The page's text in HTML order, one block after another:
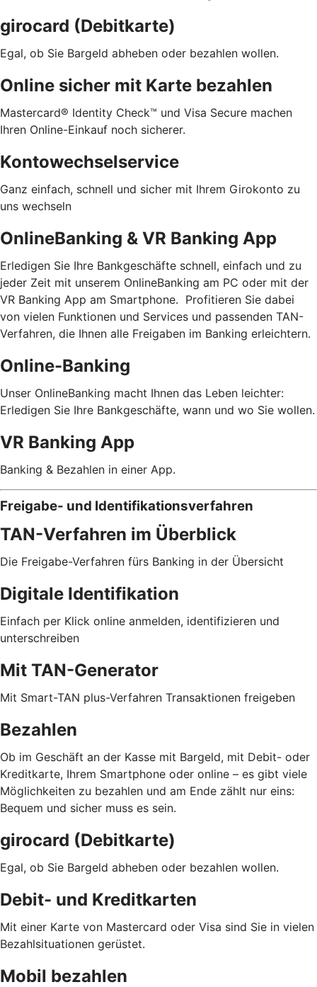
girocard (Debitkarte)
Egal, ob Sie Bargeld abheben oder bezahlen wollen.
Online sicher mit Karte bezahlen
Mastercard® Identity Check™ und Visa Secure machen
Ihren Online-Einkauf noch sicherer.
Kontowechselservice
Ganz einfach, schnell und sicher mit Ihrem Girokonto zu
uns wechseln
OnlineBanking & VR Banking App
Erledigen Sie Ihre Bankgeschäfte schnell, einfach und zu
jeder Zeit mit unserem OnlineBanking am PC oder mit der
VR Banking App am Smartphone. Profitieren Sie dabei
von vielen Funktionen und Services und passenden TAN-
Verfahren, die Ihnen alle Freigaben im Banking erleichtern.
Online-Banking
Unser OnlineBanking macht Ihnen das Leben leichter:
Erledigen Sie Ihre Bankgeschäfte, wann und wo Sie wollen.
VR Banking App
Banking & Bezahlen in einer App.
Freigabe- und Identifikationsverfahren
TAN-Verfahren im Überblick
Die Freigabe-Verfahren fürs Banking in der Übersicht
Digitale Identifikation
Einfach per Klick online anmelden, identifizieren und
unterschreiben
Mit TAN-Generator
Mit Smart-TAN plus-Verfahren Transaktionen freigeben
Bezahlen
Ob im Geschäft an der Kasse mit Bargeld, mit Debit- oder
Kreditkarte, Ihrem Smartphone oder online – es gibt viele
Möglichkeiten zu bezahlen und am Ende zählt nur eins:
Bequem und sicher muss es sein.
girocard (Debitkarte)
Egal, ob Sie Bargeld abheben oder bezahlen wollen.
Debit- und Kreditkarten
Mit einer Karte von Mastercard oder Visa sind Sie in vielen
Bezahlsituationen gerüstet.
Mobil bezahlen